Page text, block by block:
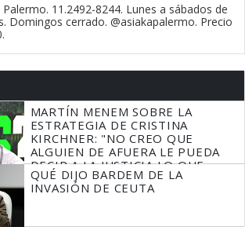
11.2492-8244. Lunes a sábados de
Domingos cerrado. @asiakapalermo. Precio
MARTÍN MENEM SOBRE LA
ESTRATEGIA DE CRISTINA
KIRCHNER: "NO CREO QUE
ALGUIEN DE AFUERA LE PUEDA
DECIR A LA JUSTICIA LO QUE
TIENE QUE HACER"
QUÉ DIJO BARDEM DE LA
INVASIÓN DE CEUTA